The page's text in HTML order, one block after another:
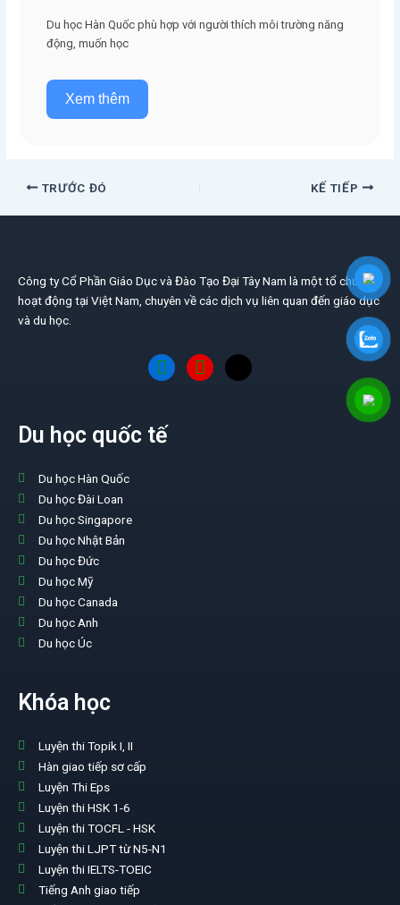
Du học Hàn Quốc phù hợp với người thích môi trường năng
động, muốn học
Xem thêm
TRƯỚC ĐÓ KẾ TIẾP
Công ty Cổ Phần Giáo Dục và Đào Tạo Đại Tây Nam là một tổ chức
hoạt động tại Việt Nam, chuyên về các dịch vụ liên quan đến giáo dục
và du học.
Du học quốc tế
Du học Hàn Quốc
Du học Đài Loan
Du học Singapore
Du học Nhật Bản
Du học Đức
Du học Mỹ
Du học Canada
Du học Anh
Du học Úc
Khóa học
Luyện thi Topik I, II
Hàn giao tiếp sơ cấp
Luyện Thi Eps
Luyện thi HSK 1-6
Luyện thi TOCFL - HSK
Luyện thi LJPT từ N5-N1
Luyện thi IELTS-TOEIC
Tiếng Anh giao tiếp